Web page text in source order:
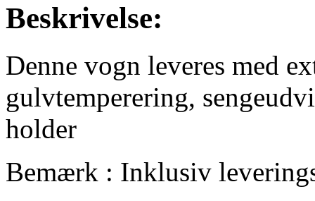
Beskrivelse:
Denne vogn leveres med
gulvtemperering,
holder
Bemærk : Inklusiv